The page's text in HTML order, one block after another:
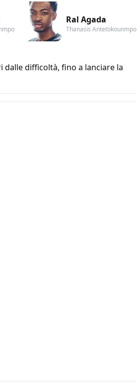
Ral Agada
Thanasis Antetokounmpo
difficoltà, fino a lanciare la